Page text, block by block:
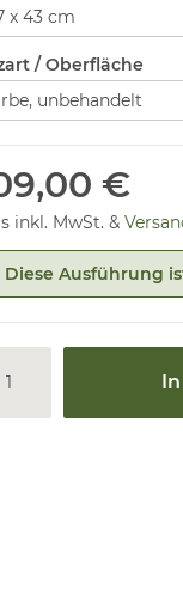
/ Oberfläche
€
inkl. MwSt. &
Diese Ausführung